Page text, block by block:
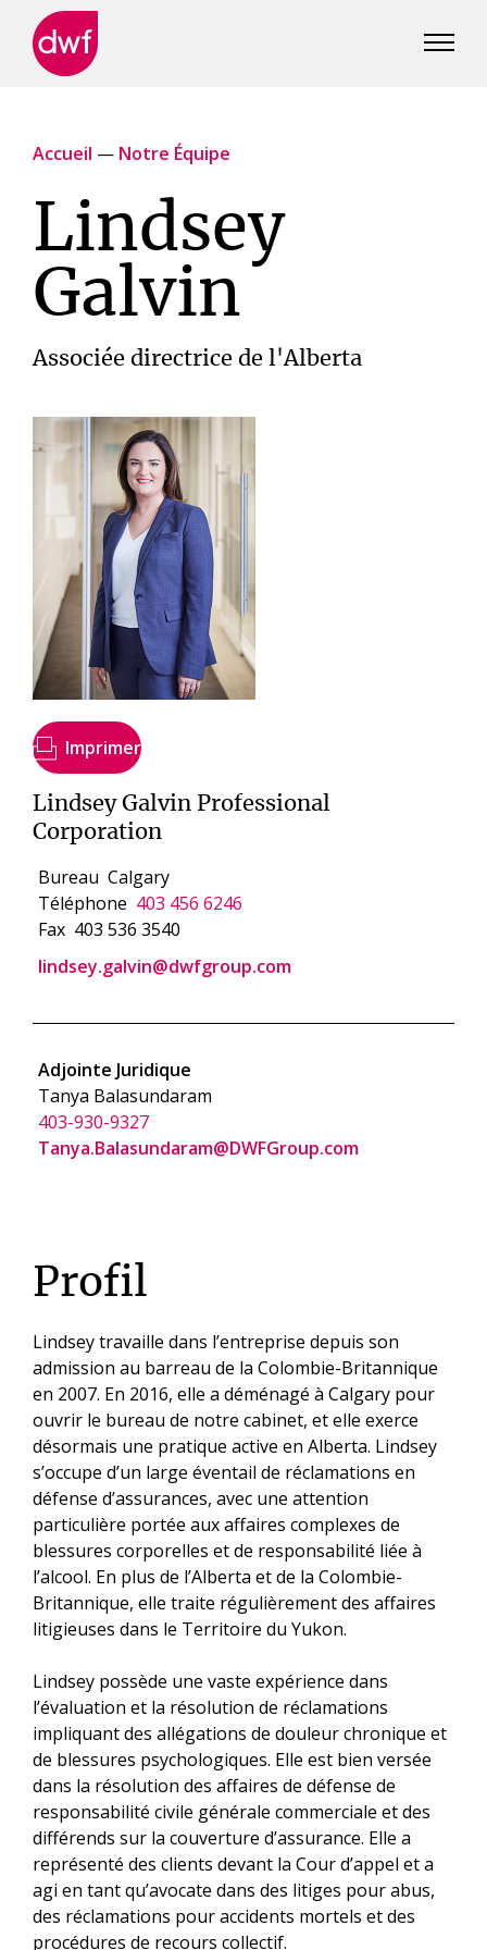
Accueil — Notre Équipe
Lindsey
Galvin
Associée directrice de l'Alberta
Imprimer
Lindsey Galvin Professional
Corporation
Bureau Calgary
Téléphone 403 456 6246
Fax 403 536 3540
lindsey.galvin@dwfgroup.com
Adjointe Juridique
Tanya Balasundaram
403-930-9327
Tanya.Balasundaram@DWFGroup.com
Profil
Lindsey travaille dans l’entreprise depuis son
admission au barreau de la Colombie-Britannique
en 2007. En 2016, elle a déménagé à Calgary pour
ouvrir le bureau de notre cabinet, et elle exerce
désormais une pratique active en Alberta. Lindsey
s’occupe d’un large éventail de réclamations en
défense d’assurances, avec une attention
particulière portée aux affaires complexes de
blessures corporelles et de responsabilité liée à
l’alcool. En plus de l’Alberta et de la Colombie-
Britannique, elle traite régulièrement des affaires
litigieuses dans le Territoire du Yukon.
Lindsey possède une vaste expérience dans
l’évaluation et la résolution de réclamations
impliquant des allégations de douleur chronique et
de blessures psychologiques. Elle est bien versée
dans la résolution des affaires de défense de
responsabilité civile générale commerciale et des
différends sur la couverture d’assurance. Elle a
représenté des clients devant la Cour d’appel et a
agi en tant qu’avocate dans des litiges pour abus,
des réclamations pour accidents mortels et des
procédures de recours collectif.